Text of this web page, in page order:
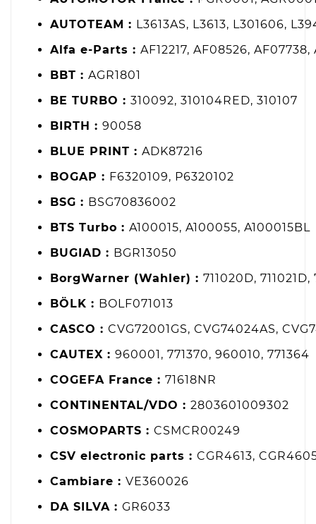
AUTOTEAM : L3613AS, L3613, L301606,
Alfa e-Parts : AF12217, AF08526,
BBT : AGR1801
BE TURBO : 310092, 310104RED, 310107
BIRTH : 90058
BLUE PRINT : ADK87216
BOGAP : F6320109, P6320102
BSG : BSG70836002
BTS Turbo : A100015, A100055, A100015BL
BUGIAD : BGR13050
BorgWarner (Wahler) : 711020D, 711021D,
BÖLK : BOLF071013
CASCO : CVG72001GS, CVG74024AS,
CAUTEX : 960001, 771370, 960010, 771364
COGEFA France : 71618NR
CONTINENTAL/VDO : 2803601009302
COSMOPARTS : CSMCR00249
CSV electronic parts : CGR4613,
Cambiare : VE360026
DA SILVA : GR6033